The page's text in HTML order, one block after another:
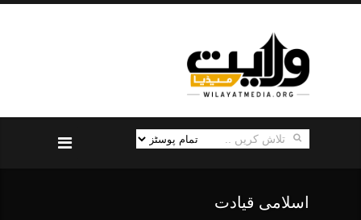
اسلامی قیادت